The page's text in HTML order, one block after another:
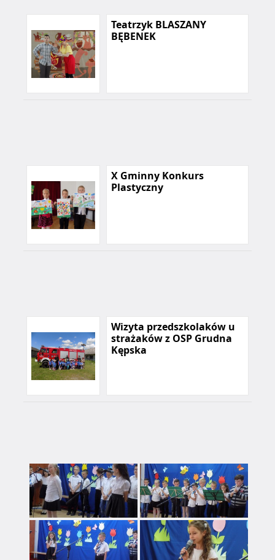
Teatrzyk BLASZANY
BĘBENEK
X Gminny Konkurs
Plastyczny
Wizyta przedszkolaków u
strażaków z OSP Grudna
Kępska